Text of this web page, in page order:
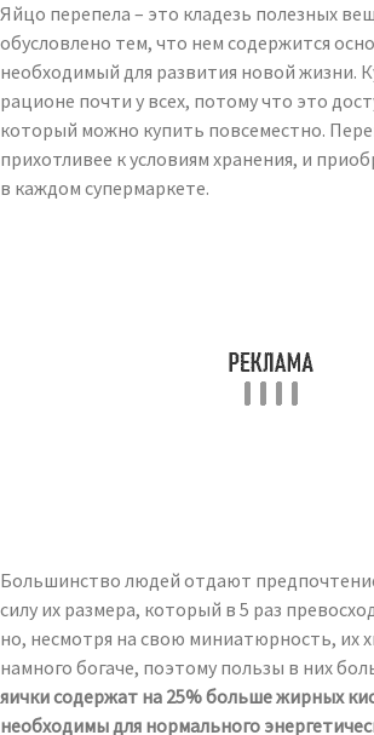
Яйцо перепела – это кладезь полезных
обусловлено тем, что нем содержится
необходимый для развития новой жизни.
рационе почти у всех, потому что это
который можно купить повсеместно.
прихотливее к условиям хранения, и
в каждом супермаркете.
Большинство людей отдают
силу их размера, который в 5 раз
но, несмотря на свою миниатюрность, их
намного богаче, поэтому пользы в них
яички содержат на 25% больше жирных
необходимы для нормального